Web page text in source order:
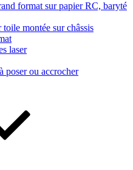
format sur papier RC, baryté
montée sur châssis
laser
poser ou accrocher